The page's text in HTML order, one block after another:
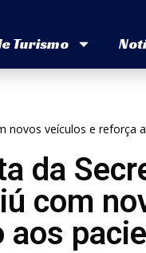
Turismo
novos veículos e reforça
da
com